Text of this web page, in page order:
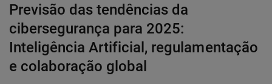
Previsão das tendências da
cibersegurança para 2025:
Inteligência Artificial, regulamentação
e colaboração global